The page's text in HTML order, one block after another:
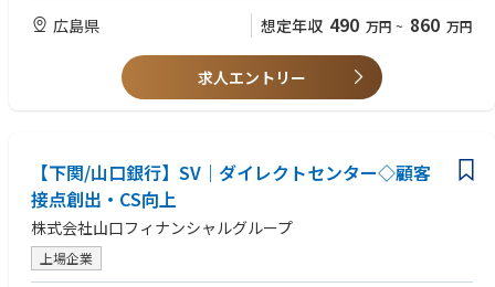
＜データに基づく施策立案＞
・融資業務の実態を踏まえた課題抽出・改善提案
・関係部署と連携した施策の具体化・推進支援
ことで、銀行全体の動きに影響を与えられます。
・業務理解を踏まえた“意味のある分析”ができる
融資業務や営業現場の理解を活かし、数字の背景まで踏み込んだ実効性の
高い分析・提案が可能です。
・分析と企画の両方を経験できる
データ分析だけでなく、施策立案・推進まで関与することで、企画系人材
広島県 想定年収 490 万円 ~ 860 万円
求人エントリー
【下関/山口銀行】SV｜ダイレクトセンター◇顧客
接点創出・CS向上
株式会社山口フィナンシャルグループ
上場企業